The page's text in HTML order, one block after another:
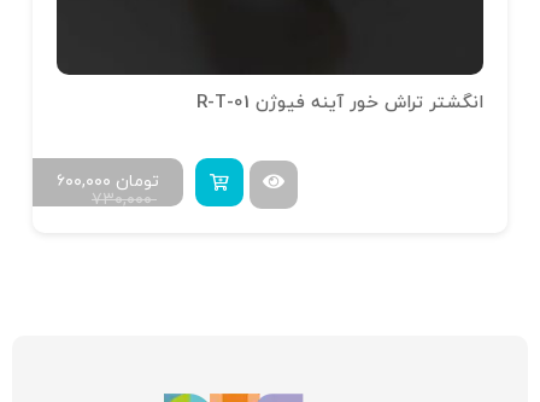
انگشتر تراش خور آینه فیوژن R-T-01
۷۳۰,۰۰۰
۶۰۰,۰۰۰ تومان